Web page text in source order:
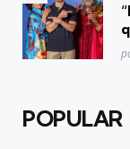
POPULAR